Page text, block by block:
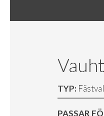
TYP:
PASSAR